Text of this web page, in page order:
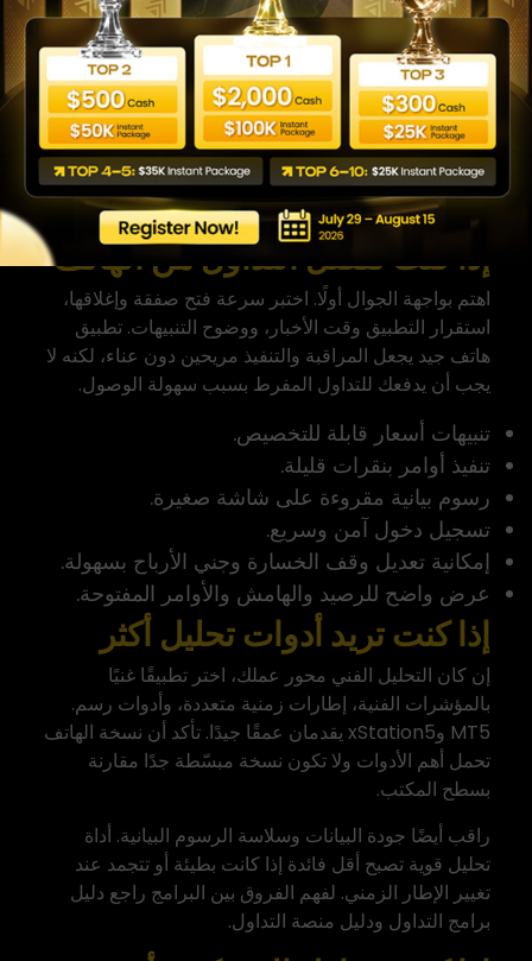
للحقيقي.
ابدأ بحجم صغير عند الانتقال للحساب الحقيقي. الهدف في
الشهور الأولى ليس تحقيق أرباح كبيرة، بل بناء عادة
صحيحة: دخول مدروس، مخاطرة محدودة، خروج واضح،
وتسجيل نتائجك. للمزيد راجع دليل
أفضل منصات التداول للمبتدئين. وتذكّر: تعلّم إدارة المخاطر
أهم من اختيار التطبيق نفسه.
إذا كنت تفضّل التداول من الهاتف
اهتم بواجهة الجوال أولًا. اختبر سرعة فتح صفقة وإغلاقها،
استقرار التطبيق وقت الأخبار، ووضوح التنبيهات. تطبيق
هاتف جيد يجعل المراقبة والتنفيذ مريحين دون عناء، لكنه لا
يجب أن يدفعك للتداول المفرط بسبب سهولة الوصول.
تنبيهات أسعار قابلة للتخصيص.
تنفيذ أوامر بنقرات قليلة.
رسوم بيانية مقروءة على شاشة صغيرة.
تسجيل دخول آمن وسريع.
إمكانية تعديل وقف الخسارة وجني الأرباح بسهولة.
عرض واضح للرصيد والهامش والأوامر المفتوحة.
إذا كنت تريد أدوات تحليل أكثر
إن كان التحليل الفني محور عملك، اختر تطبيقًا غنيًا
بالمؤشرات الفنية، إطارات زمنية متعددة، وأدوات رسم.
MT5 وxStation5 يقدمان عمقًا جيدًا. تأكد أن نسخة الهاتف
تحمل أهم الأدوات ولا تكون نسخة مبسّطة جدًا مقارنة
بسطح المكتب.
راقب أيضًا جودة البيانات وسلاسة الرسوم البيانية. أداة
تحليل قوية تصبح أقل فائدة إذا كانت بطيئة أو تتجمد عند
تغيير الإطار الزمني. لفهم الفروق بين البرامج راجع دليل
برامج التداول ودليل منصة التداول.